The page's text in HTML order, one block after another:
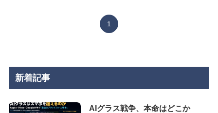
1
新着記事
AIグラス戦争、本命はどこか